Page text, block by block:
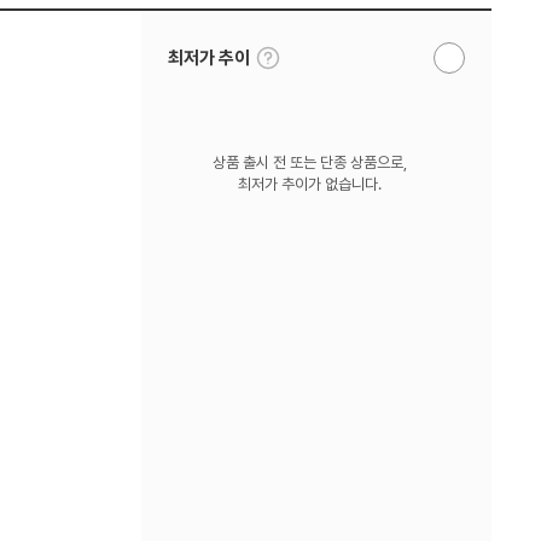
최저가 추이
툴
팁
알
상품 출시 전 또는 단종 상품으로,
최저가 추이가 없습니다.